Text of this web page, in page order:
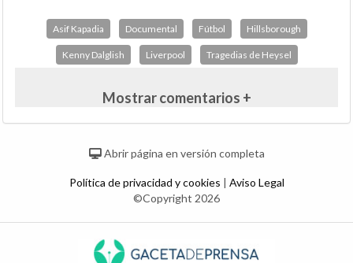
Asif Kapadia Documental Fútbol Hillsborough
Kenny Dalglish Liverpool Tragedias de Heysel
Mostrar comentarios +
Abrir página en versión completa
Política de privacidad y cookies | Aviso Legal
©Copyright 2026